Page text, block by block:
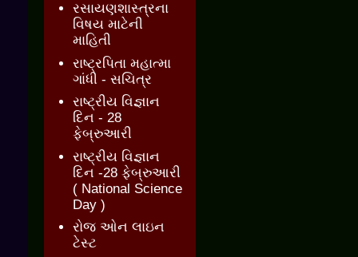
રસાયણશાસ્ત્રના
વિષય માટેની
માહિતી
રાષ્ટ્રપિતા મહાત્મા
ગાંધી - સચિત્ર
રાષ્ટ્રીય વિજ્ઞાન
દિન - 28
ફેબ્રુઆરી
રાષ્ટ્રીય વિજ્ઞાન
દિન -28 ફેબ્રુઆરી
( National Science
Day )
રોજ ઓન લાઇન
ટેસ્ટ